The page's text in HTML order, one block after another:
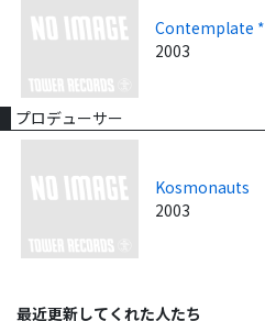
Contemplate *
2003
プロデューサー
Kosmonauts
2003
最近更新してくれた人たち